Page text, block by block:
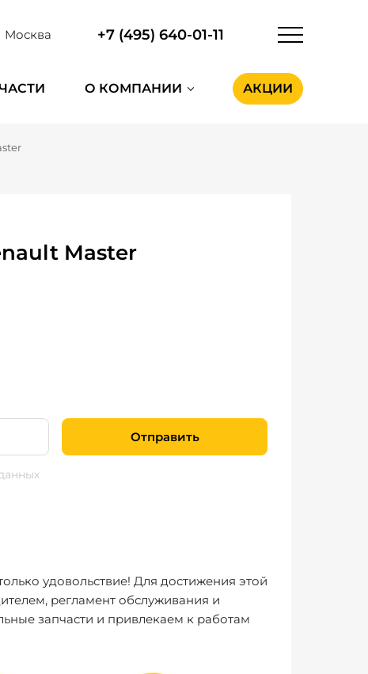
Москва +7 (495) 640-01-11
О КОМПАНИИ АКЦИИ
Master
Отправить
удовольствие! Для достижения этой
регламент обслуживания и
запчасти и привлекаем к работам